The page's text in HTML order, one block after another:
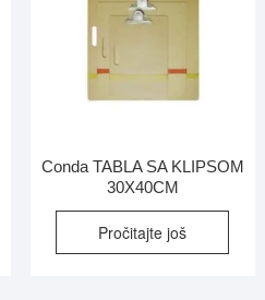
Conda TABLA SA KLIPSOM
30X40CM
Pročitajte još